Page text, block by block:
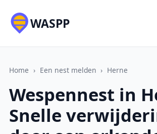
WASPP
Home › Een nest melden › Herne
Wespennest in
Snelle